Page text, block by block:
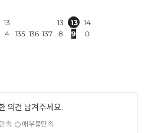
13
4
135 136 137
13
8
13
9
14
0
의견 남겨주세요.
족 매우불만족